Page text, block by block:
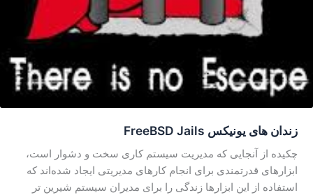
زندان های یونیکس FreeBSD Jails
چکیده از آنجایی که مدیریت سیستم کاری سخت و دشوار است،
ابزارهای قدرتمندی برای انجام کارهای مدیریتی ایجاد شده‌اند که
استفاده از این ابزارها زندگی را برای مدیران سیستم شیرین تر